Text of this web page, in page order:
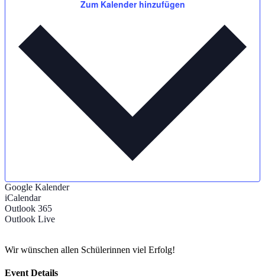
Zum Kalender hinzufügen
Google Kalender
iCalendar
Outlook 365
Outlook Live
Wir wünschen allen Schülerinnen viel Erfolg!
Event Details